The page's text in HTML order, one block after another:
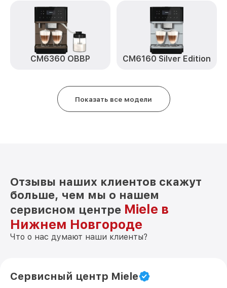
CM6360 OBBP CM6160 Silver Edition
Показать все модели
Отзывы наших клиентов скажут
больше, чем мы о нашем
сервисном центре Miele в
Нижнем Новгороде
Что о нас думают наши клиенты?
Сервисный центр Miele